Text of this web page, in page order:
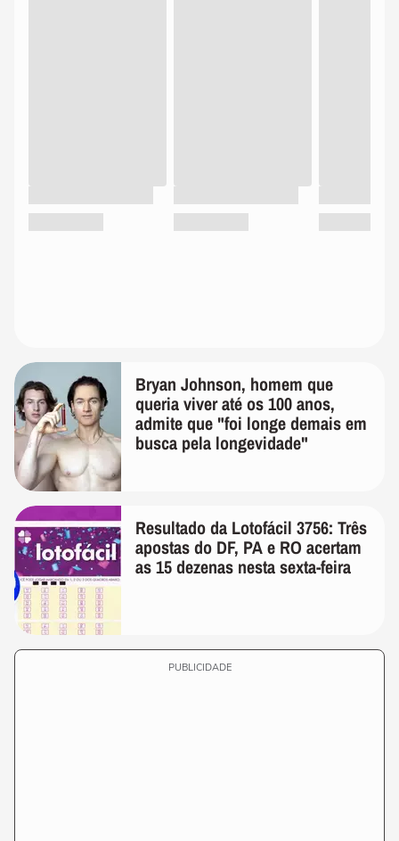
Bryan Johnson, homem que
queria viver até os 100 anos,
admite que "foi longe demais em
busca pela longevidade"
Resultado da Lotofácil 3756: Três
apostas do DF, PA e RO acertam
as 15 dezenas nesta sexta-feira
PUBLICIDADE